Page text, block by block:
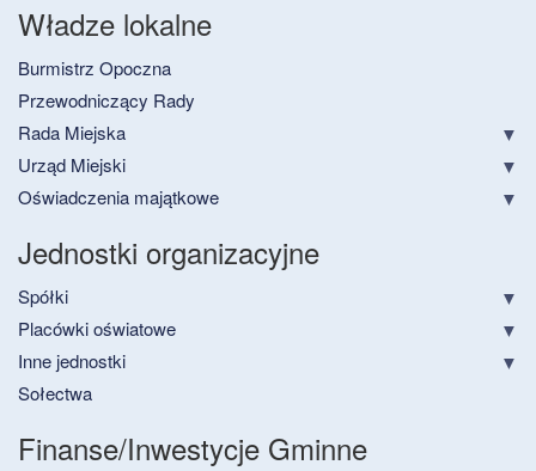
Władze lokalne
Burmistrz Opoczna
Przewodniczący Rady
Rada Miejska
Urząd Miejski
Oświadczenia majątkowe
Jednostki organizacyjne
Spółki
Placówki oświatowe
Inne jednostki
Sołectwa
Finanse/Inwestycje Gminne